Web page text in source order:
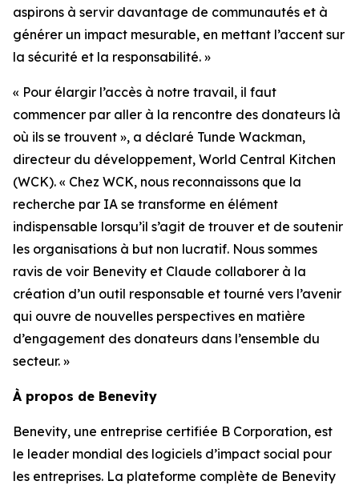
aspirons à servir davantage de communautés et à
générer un impact mesurable, en mettant l’accent sur
la sécurité et la responsabilité. »
« Pour élargir l’accès à notre travail, il faut
commencer par aller à la rencontre des donateurs là
où ils se trouvent », a déclaré Tunde Wackman,
directeur du développement, World Central Kitchen
(WCK). « Chez WCK, nous reconnaissons que la
recherche par IA se transforme en élément
indispensable lorsqu’il s’agit de trouver et de soutenir
les organisations à but non lucratif. Nous sommes
ravis de voir Benevity et Claude collaborer à la
création d’un outil responsable et tourné vers l’avenir
qui ouvre de nouvelles perspectives en matière
d’engagement des donateurs dans l’ensemble du
secteur. »
À propos de Benevity
Benevity, une entreprise certifiée B Corporation, est
le leader mondial des logiciels d’impact social pour
les entreprises. La plateforme complète de Benevity